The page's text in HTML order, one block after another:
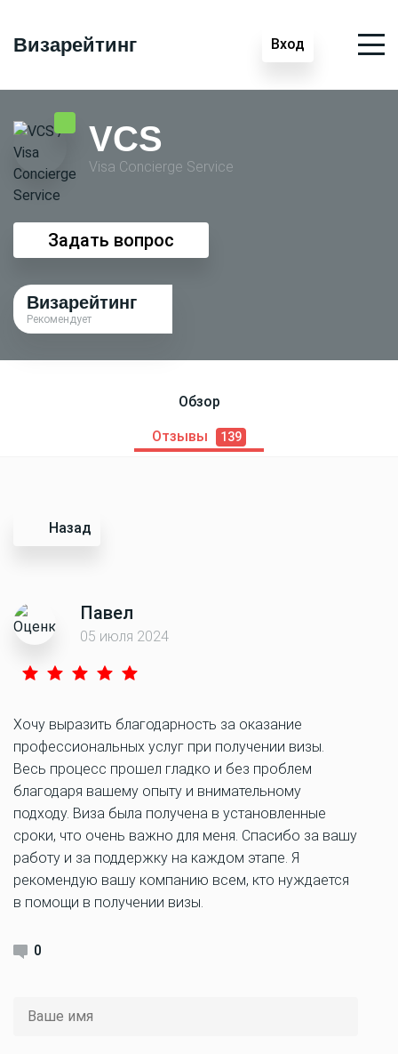
Визарейтинг Вход
VCS
Visa Conсierge Service
Задать вопрос
Визарейтинг
Рекомендует
Обзор
Отзывы 139
Назад
Павел
05 июля 2024
Хочу выразить благодарность за оказание
профессиональных услуг при получении визы.
Весь процесс прошел гладко и без проблем
благодаря вашему опыту и внимательному
подходу. Виза была получена в установленные
сроки, что очень важно для меня. Спасибо за вашу
работу и за поддержку на каждом этапе. Я
рекомендую вашу компанию всем, кто нуждается
в помощи в получении визы.
0